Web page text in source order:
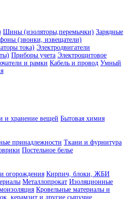
Шины (изоляторы,перемычки) Зарядные
(звонки, извещатели)
тока) Электродвигатели
Приборы учета Электрощитовое
и рамки Кабель и провод Умный
и хранение вещей Бытовая химия
принадлежности Ткани и фурнитура
Постельное белье
огорождения Кирпич, блоки, ЖБИ
Металлопрокат Изоляционные
Кровельные материалы и
керамзит и другие сыпучие